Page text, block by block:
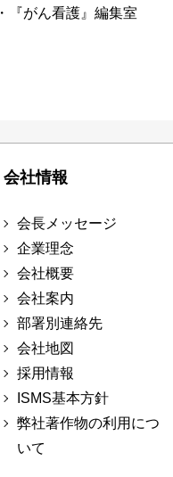
・『がん看護』編集室
会社情報
会長メッセージ
企業理念
会社概要
会社案内
部署別連絡先
会社地図
採用情報
ISMS基本方針
弊社著作物の利用につ
いて